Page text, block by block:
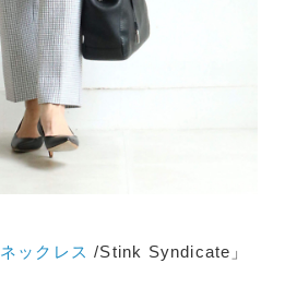
ネックレス /Stink Syndicate」